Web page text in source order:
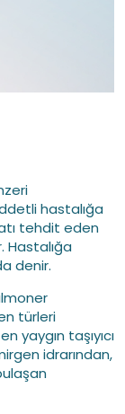
hastalığa
tehdit eden
Hastalığa
denir.
türleri
yaygın taşıyıcı
idrarından,